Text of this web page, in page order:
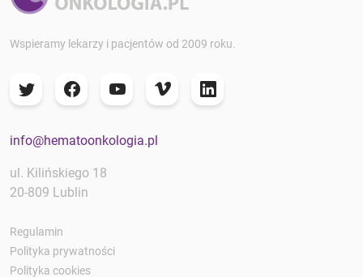
Wspieramy lekarzy i pacjentów od 2009 roku.
info@hematoonkologia.pl
ul. Kilińskiego 18
20-809 Lublin
Regulamin
Polityka prywatności
Polityka cookies